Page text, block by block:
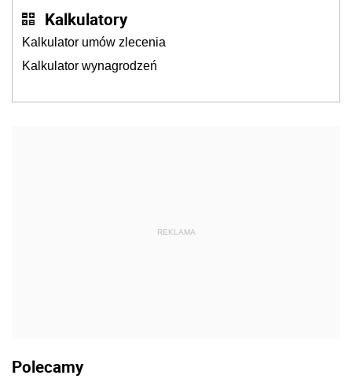
Kalkulatory
Kalkulator umów zlecenia
Kalkulator wynagrodzeń
REKLAMA
Polecamy